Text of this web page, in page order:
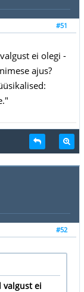
#51
ei olegi -
ajus?
#52
ei